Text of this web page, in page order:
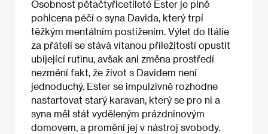
Osobnost pětačtyřicetileté Ester je plně
pohlcena péčí o syna Davida, který trpí
těžkým mentálním postižením. Výlet do Itálie
za přáteli se stává vítanou příležitostí opustit
ubíjející rutinu, avšak ani změna prostředí
nezmění fakt, že život s Davidem není
jednoduchý. Ester se impulzivně rozhodne
nastartovat starý karavan, který se pro ni a
syna měl stát vyděleným prázdninovým
domovem, a promění jej v nástroj svobody.